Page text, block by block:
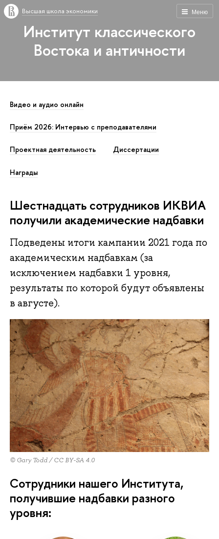
Меню
Высшая школа экономики
Институт классического
Востока и античности
Видео и аудио онлайн
Приём 2026: Интервью с преподавателями
Проектная деятельность Диссертации
Награды
Шестнадцать сотрудников ИКВИА
получили академические надбавки
Подведены итоги кампании 2021 года по
академическим надбавкам (за
исключением надбавки 1 уровня,
результаты по которой будут объявлены
в августе).
© Gary Todd / CC BY-SA 4.0
Сотрудники нашего Института,
получившие надбавки разного
уровня: